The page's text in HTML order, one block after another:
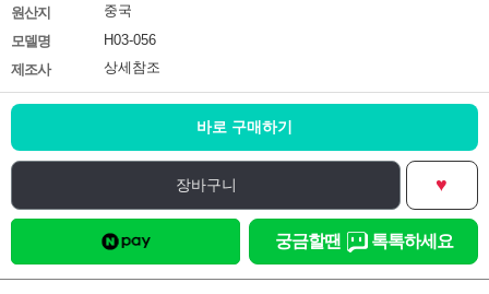
원산지
중국
모델명
H03-056
제조사
상세참조
바로 구매하기
장바구니 ♥
궁금할땐 톡톡하세요